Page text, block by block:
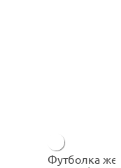
Футболка